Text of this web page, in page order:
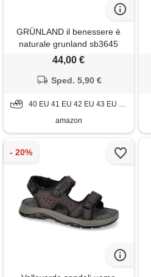
GRÜNLAND il benessere è
naturale grunland sb3645
bobo sandalo uomo s.
44,00 €
Sped. 5,90 €
40 EU 41 EU 42 EU 43 EU 45 EU
amazon